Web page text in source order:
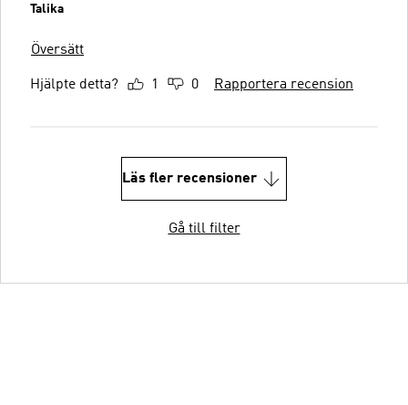
Talika
Översätt
Hjälpte detta? 1 0 Rapportera recension
Läs fler recensioner
Gå till filter